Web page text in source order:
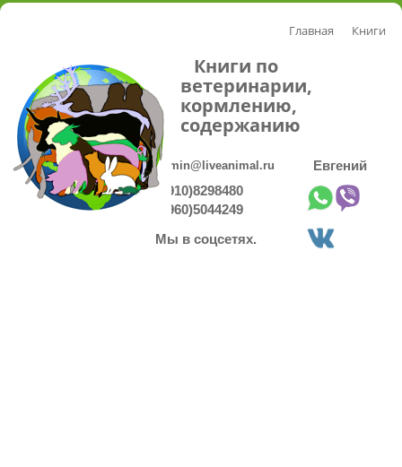
Главная Книги
Книги по
ветеринарии,
кормлению,
содержанию
admin@liveanimal.ru
Евгений
8(910)8298480
8(960)5044249
Мы в соцсетях.